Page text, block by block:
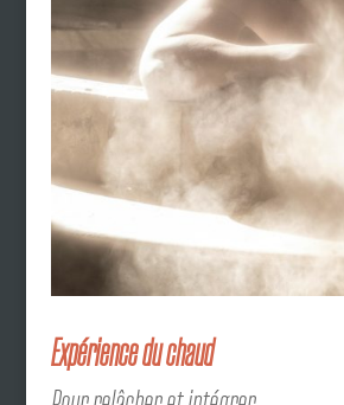
Expérience du chaud